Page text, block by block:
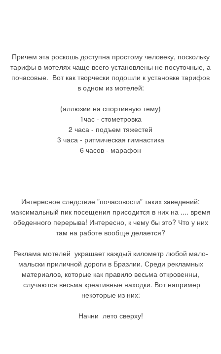
Причем эта роскошь доступна простому человеку, поскольку
тарифы в мотелях чаще всего установлены не посуточные, а
почасовые. Вот как творчески подошли к установке тарифов
в одном из мотелей:
(аллюзии на спортивную тему)
1час - стометровка
2 часа - подъем тяжестей
3 часа - ритмическая гимнастика
6 часов - марафон
Интересное следствие "почасовости" таких заведений:
максимальный пик посещения присодится в них на .... время
обеденного перерыва! Интересно, к чему бы это? Что у них
там на работе вообще делается?
Реклама мотелей украшает каждый километр любой мало-
мальски приличной дороги в Бразлии. Среди рекламных
материалов, которые как правило весьма откровенны,
случаются весьма креативные находки. Вот например
некоторые из них:
Начни лето сверху!